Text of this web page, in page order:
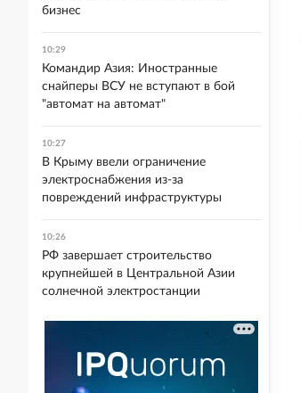
бизнес
10:29
Командир Азия: Иностранные
снайперы ВСУ не вступают в бой
"автомат на автомат"
10:27
В Крыму ввели ограничение
электроснабжения из-за
повреждений инфраструктуры
10:26
РФ завершает строительство
крупнейшей в Центральной Азии
солнечной электростанции